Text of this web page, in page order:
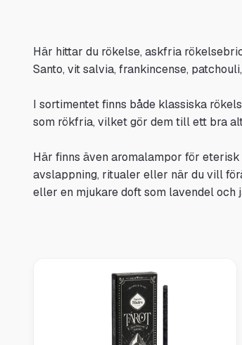
Här hittar du rökelse, askfria
Santo, vit salvia, frankincense,
I sortimentet finns både klassiska
som rökfria, vilket gör dem till ett bra
Här finns även aromalampor för
avslappning, ritualer eller när du vill
eller en mjukare doft som lavendel och